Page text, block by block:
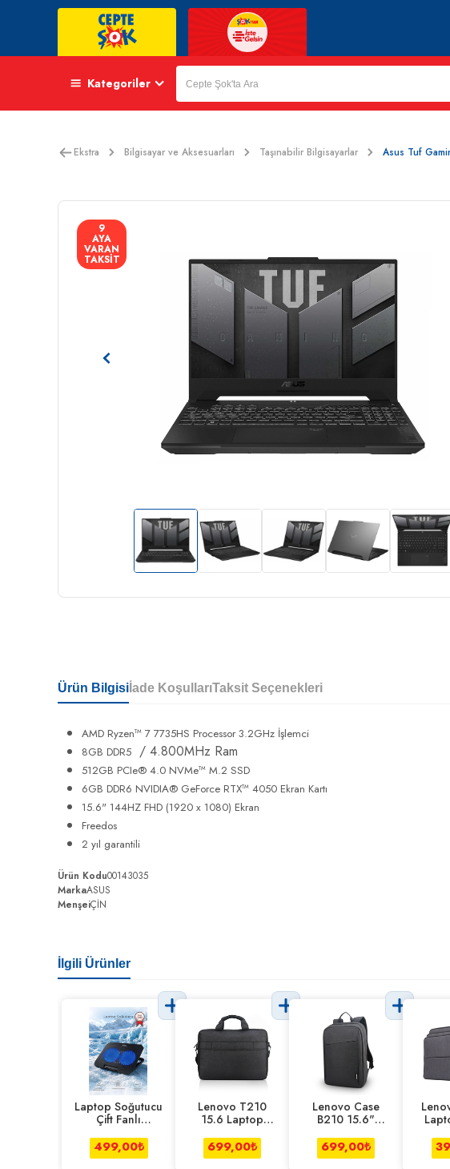
Kategoriler
Ekstra Bilgisayar ve Aksesuarları Taşınabilir Bilgisayarlar Asus Tuf
9
AYA
VARAN
TAKSİT
Ürün Bilgisi İade KoşullarıTaksit Seçenekleri
AMD Ryzen™ 7 7735HS Processor 3.2GHz İşlemci
8GB DDR5 / 4.800MHz Ram
512GB PCIe® 4.0 NVMe™ M.2 SSD
6GB DDR6 NVIDIA® GeForce RTX™ 4050 Ekran Kartı
15.6" 144HZ FHD (1920 x 1080) Ekran
Freedos
2 yıl garantili
Ürün Kodu00143035
MarkaASUS
MenşeiÇİN
İlgili Ürünler
Laptop Soğutucu
Çift Fanlı
Dizüstü B
499,00₺
Lenovo T210
15.6 Laptop
Siyah
699,00₺
Lenovo Case
B210 15.6"
Çantası - Siyah
699,00₺